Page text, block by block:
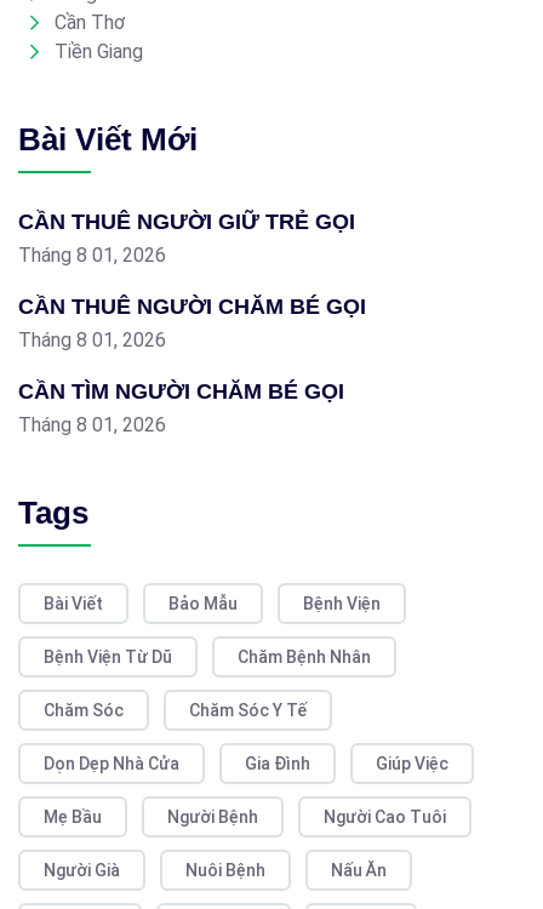
Cần Thơ
Tiền Giang
Bài Viết Mới
CẦN THUÊ NGƯỜI GIỮ TRẺ GỌI
Tháng 8 01, 2026
CẦN THUÊ NGƯỜI CHĂM BÉ GỌI
Tháng 8 01, 2026
CẦN TÌM NGƯỜI CHĂM BÉ GỌI
Tháng 8 01, 2026
Tags
Bài Viết Bảo Mẫu Bệnh Viện
Bệnh Viện Từ Dũ Chăm Bệnh Nhân
Chăm Sóc Chăm Sóc Y Tế
Dọn Dẹp Nhà Cửa Gia Đình Giúp Việc
Mẹ Bầu Người Bệnh Người Cao Tuôi
Người Già Nuôi Bệnh Nấu Ăn